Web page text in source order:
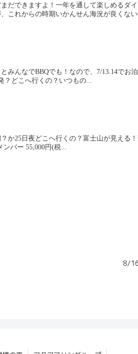
だできますよ！一年を通して楽しめるダ
これからの時期いかんせん海況が良くない
みんなでBBQでも！なので、7/13.14でお
どこへ行くの？いつもの...
か25日夜どこへ行くの？富士山が見える
バー 55,000円(税...
8/